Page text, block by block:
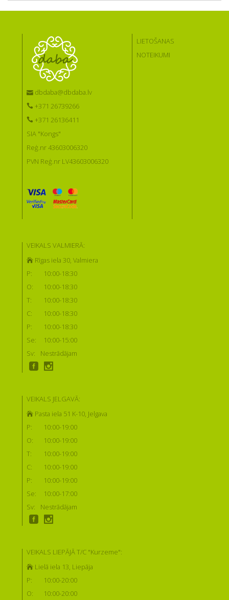
dbdaba@dbdaba.lv
+371 26739266
+371 26136411
SIA "Kongs"
Reģ.nr 43603006320
PVN Reģ.nr LV43603006320
LIETOŠANAS
NOTEIKUMI
VEIKALS VALMIERĀ:
Rīgas iela 30, Valmiera
P:
10:00-18:30
O:
10:00-18:30
T:
10:00-18:30
C:
10:00-18:30
P:
10:00-18:30
Se:
10:00-15:00
Sv:
Nestrādājam
VEIKALS JELGAVĀ:
Pasta iela 51 K-10, Jelgava
P:
10:00-19:00
O:
10:00-19:00
T:
10:00-19:00
C:
10:00-19:00
P:
10:00-19:00
Se:
10:00-17:00
Sv:
Nestrādājam
VEIKALS LIEPĀJĀ T/C "Kurzeme":
Lielā iela 13, Liepāja
P:
10:00-20:00
O:
10:00-20:00